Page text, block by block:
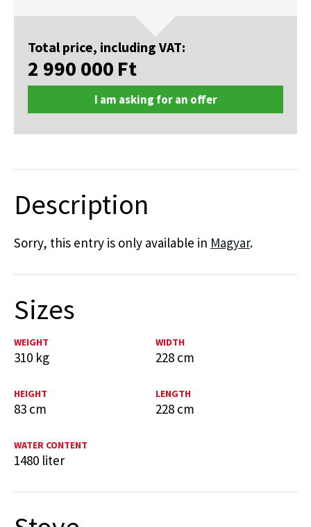
Total price, including VAT:
2 990 000 Ft
I am asking for an offer
Description
Sorry, this entry is only available in Magyar.
Sizes
WEIGHT
310 kg
WIDTH
228 cm
HEIGHT
83 cm
LENGTH
228 cm
WATER CONTENT
1480 liter